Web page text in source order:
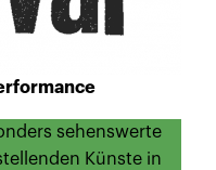
sehenswerte
Künste in